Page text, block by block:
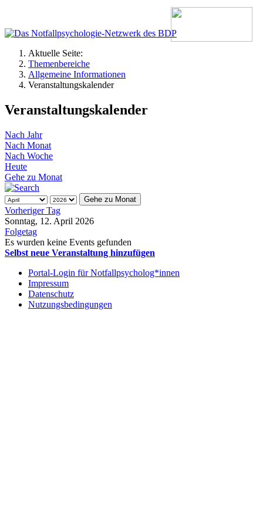
Aktuelle Seite:
Themenbereiche
Allgemeine Informationen
Veranstaltungskalender
Veranstaltungskalender
Nach Jahr
Nach Monat
Nach Woche
Heute
Gehe zu Monat
Gehe zu Monat
Vorheriger Tag
Sonntag, 12. April 2026
Folgetag
Es wurden keine Events gefunden
Selbst neue Veranstaltung hinzufügen
Portal-Login für Notfallpsycholog*innen
Impressum
Datenschutz
Nutzungsbedingungen